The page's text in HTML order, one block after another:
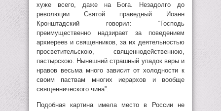
хуже всего, даже на Бога. Незадолго до
революции Святой праведный Иоанн
Кронштадский говорил: “Господь
преимущественно надзирает за поведением
архиереев и священников, за их деятельностью
просветительскою, священнодейственною,
пастырскою. Нынешний страшный упадок веры и
нравов весьма много зависит от холодности к
своим паствам многих иерархов и вообще
священнического чина”.
Подобная картина имела место в России не